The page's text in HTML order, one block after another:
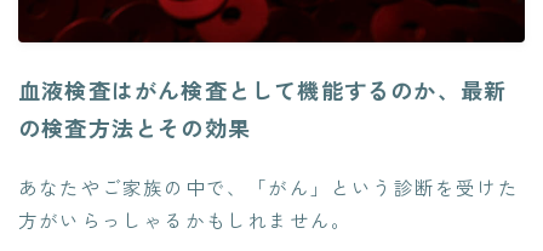
血液検査はがん検査として機能するのか、最新
の検査方法とその効果
あなたやご家族の中で、「がん」という診断を受けた
方がいらっしゃるかもしれません。